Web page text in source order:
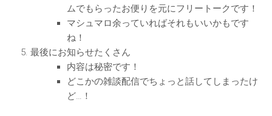
ムでもらったお便りを元にフリートークです！
マシュマロ余っていればそれもいいかもです
ね！
最後にお知らせたくさん
内容は秘密です！
どこかの雑談配信でちょっと話してしまったけ
ど…！